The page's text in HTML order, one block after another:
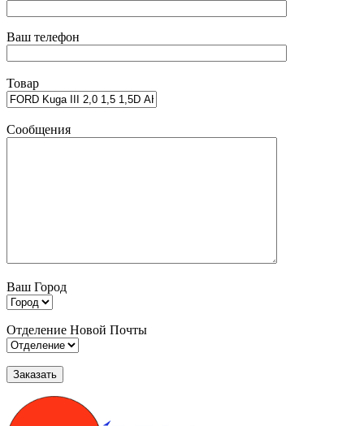
Ваш телефон
Товар
Сообщения
Ваш Город
Отделение Новой Почты